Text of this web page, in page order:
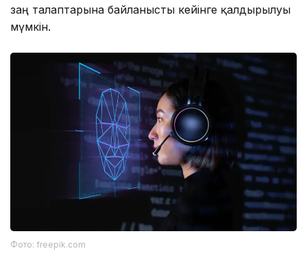
заң талаптарына байланысты кейінге қалдырылуы
мүмкін.
Фото: freepik.com